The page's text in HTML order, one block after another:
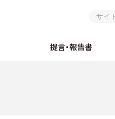
提言・報告書